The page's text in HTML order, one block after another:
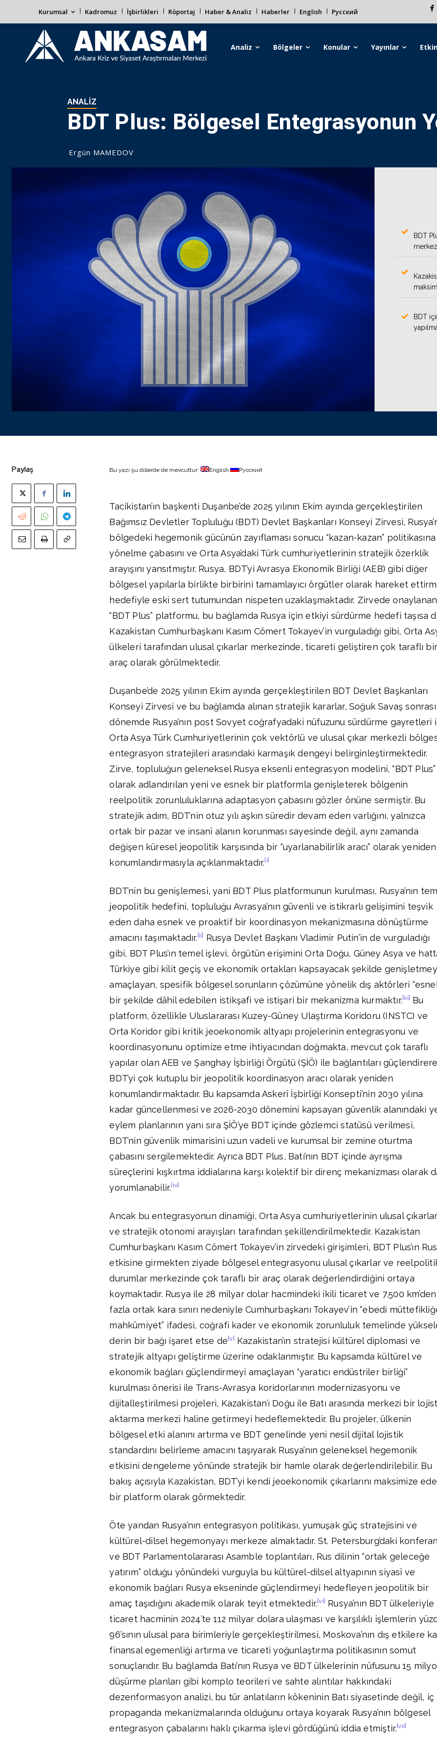
Kurumsal Kadromuz İşbirlikleri Röportaj Haber & Analiz Haberler English Русский
Analiz Bölgeler Konular Yayınlar
ANALIZ
BDT Plus: Bölgesel Entegrasyonun
Ergün MAMEDOV
BDT
BDT
Paylaş Bu yazı şu dillerde de mevcuttur: English Русский
Tacikistan’ın başkenti Duşanbe’de 2025 yılının Ekim ayında gerçekleştirilen
Bağımsız Devletler Topluluğu (BDT) Devlet Başkanları Konseyi Zirvesi,
bölgedeki hegemonik gücünün zayıflaması sonucu “kazan-kazan” politikasına
yönelme çabasını ve Orta Asya’daki Türk cumhuriyetlerinin stratejik özerklik
arayışını yansıtmıştır. Rusya, BDT’yi Avrasya Ekonomik Birliği (AEB) gibi diğer
bölgesel yapılarla birlikte birbirini tamamlayıcı örgütler olarak hareket
hedefiyle eski sert tutumundan nispeten uzaklaşmaktadır. Zirvede onaylanan
“BDT Plus” platformu, bu bağlamda Rusya için etkiyi sürdürme hedefi taşısa
Kazakistan Cumhurbaşkanı Kasım Cömert Tokayev’in vurguladığı gibi, Orta
ülkeleri tarafından ulusal çıkarlar merkezinde, ticareti geliştiren çok taraflı bir
araç olarak görülmektedir.
Duşanbe’de 2025 yılının Ekim ayında gerçekleştirilen BDT Devlet Başkanları
Konseyi Zirvesi ve bu bağlamda alınan stratejik kararlar, Soğuk Savaş sonrası
dönemde Rusya’nın post Sovyet coğrafyadaki nüfuzunu sürdürme gayretleri
Orta Asya Türk Cumhuriyetlerinin çok vektörlü ve ulusal çıkar merkezli
entegrasyon stratejileri arasındaki karmaşık dengeyi belirginleştirmektedir.
Zirve, topluluğun geleneksel Rusya eksenli entegrasyon modelini, “BDT Plus”
olarak adlandırılan yeni ve esnek bir platformla genişleterek bölgenin
reelpolitik zorunluluklarına adaptasyon çabasını gözler önüne sermiştir. Bu
stratejik adım, BDT’nin otuz yılı aşkın süredir devam eden varlığını, yalnızca
ortak bir pazar ve insanî alanın korunması sayesinde değil, aynı zamanda
değişen küresel jeopolitik karşısında bir “uyarlanabilirlik aracı” olarak yeniden
konumlandırmasıyla açıklanmaktadır.[i]
BDT’nin bu genişlemesi, yani BDT Plus platformunun kurulması, Rusya’nın
jeopolitik hedefini, topluluğu Avrasya’nın güvenli ve istikrarlı gelişimini teşvik
eden daha esnek ve proaktif bir koordinasyon mekanizmasına dönüştürme
amacını taşımaktadır.[ii] Rusya Devlet Başkanı Vladimir Putin’in de vurguladığı
gibi, BDT Plus’ın temel işlevi, örgütün erişimini Orta Doğu, Güney Asya ve
Türkiye gibi kilit geçiş ve ekonomik ortakları kapsayacak şekilde
amaçlayan, spesifik bölgesel sorunların çözümüne yönelik dış aktörleri
bir şekilde dâhil edebilen istikşafi ve istişari bir mekanizma kurmaktır.[iii] Bu
platform, özellikle Uluslararası Kuzey-Güney Ulaştırma Koridoru (INSTC) ve
Orta Koridor gibi kritik jeoekonomik altyapı projelerinin entegrasyonu ve
koordinasyonunu optimize etme ihtiyacından doğmakta, mevcut çok taraflı
yapılar olan AEB ve Şanghay İşbirliği Örgütü (ŞİÖ) ile bağlantıları
BDT’yi çok kutuplu bir jeopolitik koordinasyon aracı olarak yeniden
konumlandırmaktadır. Bu kapsamda Askerî İşbirliği Konsepti’nin 2030 yılına
kadar güncellenmesi ve 2026-2030 dönemini kapsayan güvenlik alanındaki
eylem planlarının yanı sıra ŞİÖ’ye BDT içinde gözlemci statüsü verilmesi,
BDT’nin güvenlik mimarisini uzun vadeli ve kurumsal bir zemine oturtma
çabasını sergilemektedir. Ayrıca BDT Plus, Batı’nın BDT içinde ayrışma
süreçlerini kışkırtma iddialarına karşı kolektif bir direnç mekanizması olarak
yorumlanabilir.[iv]
Ancak bu entegrasyonun dinamiği, Orta Asya cumhuriyetlerinin ulusal çıkarlar
ve stratejik otonomi arayışları tarafından şekillendirilmektedir. Kazakistan
Cumhurbaşkanı Kasım Cömert Tokayev’in zirvedeki girişimleri, BDT Plus’ın Rus
etkisine girmekten ziyade bölgesel entegrasyonu ulusal çıkarlar ve
durumlar merkezinde çok taraflı bir araç olarak değerlendirdiğini ortaya
koymaktadır. Rusya ile 28 milyar dolar hacmindeki ikili ticaret ve 7.500 km’den
fazla ortak kara sınırı nedeniyle Cumhurbaşkanı Tokayev’in “ebedi
mahkûmiyet” ifadesi, coğrafi kader ve ekonomik zorunluluk temelinde
derin bir bağı işaret etse de[v] Kazakistan’ın stratejisi kültürel diplomasi ve
stratejik altyapı geliştirme üzerine odaklanmıştır. Bu kapsamda kültürel ve
ekonomik bağları güçlendirmeyi amaçlayan “yaratıcı endüstriler birliği”
kurulması önerisi ile Trans-Avrasya koridorlarının modernizasyonu ve
dijitalleştirilmesi projeleri, Kazakistan’ı Doğu ile Batı arasında merkezi bir
aktarma merkezi haline getirmeyi hedeflemektedir. Bu projeler, ülkenin
bölgesel etki alanını artırma ve BDT genelinde yeni nesil dijital lojistik
standardını belirleme amacını taşıyarak Rusya’nın geleneksel hegemonik
etkisini dengeleme yönünde stratejik bir hamle olarak değerlendirilebilir. Bu
bakış açısıyla Kazakistan, BDT’yi kendi jeoekonomik çıkarlarını maksimize
bir platform olarak görmektedir.
Öte yandan Rusya’nın entegrasyon politikası, yumuşak güç stratejisini ve
kültürel-dilsel hegemonyayı merkeze almaktadır. St. Petersburg’daki
ve BDT Parlamentolararası Asamble toplantıları, Rus dilinin “ortak geleceğe
yatırım” olduğu yönündeki vurguyla bu kültürel-dilsel altyapının siyasî ve
ekonomik bağları Rusya ekseninde güçlendirmeyi hedefleyen jeopolitik bir
amaç taşıdığını akademik olarak teyit etmektedir.[vi] Rusya’nın BDT ülkeleriyle
ticaret hacminin 2024’te 112 milyar dolara ulaşması ve karşılıklı işlemlerin
96’sının ulusal para birimleriyle gerçekleştirilmesi, Moskova’nın dış etkilere
finansal egemenliği artırma ve ticareti yoğunlaştırma politikasının somut
sonuçlarıdır. Bu bağlamda Batı’nın Rusya ve BDT ülkelerinin nüfusunu 15
düşürme planları gibi komplo teorileri ve sahte alıntılar hakkındaki
dezenformasyon analizi, bu tür anlatıların kökeninin Batı siyasetinde değil, iç
propaganda mekanizmalarında olduğunu ortaya koyarak Rusya’nın bölgesel
entegrasyon çabalarını haklı çıkarma işlevi gördüğünü iddia etmiştir.[vii]